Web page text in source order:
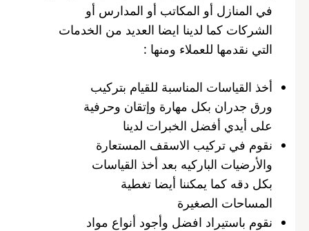
في المنازل أو المكاتب أو المدارس أو
الشركات كما لدينا ايضا العديد من الخدمات
التي نقدمها للعملاء ومنها :
أخذ القياسات المناسبة للقيام بتركيب
ورق جدران بكل مهارة وإتقان وحرفية
على أيدي أفضل الخبرات لدينا
نقوم في تركيب الاسقف المستعارة
والأرضيات الباركيه بعد أخذ القياسات
بكل دقه كما يمكننا أيضا تغطية
المساحات الصغيرة
نقوم باستيراد افضل وأجود أنواع مواد